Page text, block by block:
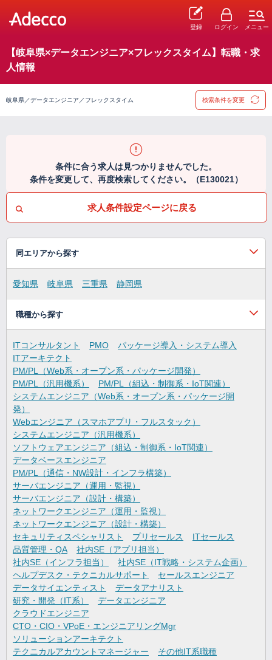
登録 ログイン メニュー
【岐阜県×データエンジニア×フレックスタイム】転職・求
人情報
岐阜県／データエンジニア／フレックスタイム 検索条件を変更
条件に合う求人は見つかりませんでした。
条件を変更して、再度検索してください。（E130021）
求人条件設定ページに戻る
同エリアから探す
愛知県 岐阜県 三重県 静岡県
職種から探す
ITコンサルタント PMO
パッケージ導入・システム導入
ITアーキテクト
PM/PL（Web系・オープン系・パッケージ開発）
PM/PL（汎用機系）
PM/PL（組込・制御系・IoT関連）
システムエンジニア（Web系・オープン系・パッケージ開
発）
Webエンジニア（スマホアプリ・フルスタック）
システムエンジニア（汎用機系）
ソフトウェアエンジニア（組込・制御系・IoT関連）
データベースエンジニア
PM/PL（通信・NW設計・インフラ構築）
サーバエンジニア（運用・監視）
サーバエンジニア（設計・構築）
ネットワークエンジニア（運用・監視）
ネットワークエンジニア（設計・構築）
セキュリティスペシャリスト
プリセールス
ITセールス
品質管理・QA
社内SE（アプリ担当）
社内SE（インフラ担当）
社内SE（IT戦略・システム企画）
ヘルプデスク・テクニカルサポート
セールスエンジニア
データサイエンティスト
データアナリスト
研究・開発（IT系）
データエンジニア
クラウドエンジニア
CTO・CIO・VPoE・エンジニアリングMgr
ソリューションアーキテクト
テクニカルアカウントマネージャー
その他IT系職種